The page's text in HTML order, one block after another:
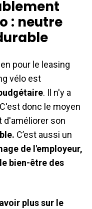
: neutre
pour le leasing
vélo est
. Il n'y a
donc le moyen
d'améliorer son
C’est aussi un
de l'employeur,
bien-être des
plus sur le